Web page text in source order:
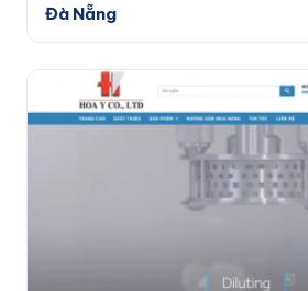
Đà Nẵng